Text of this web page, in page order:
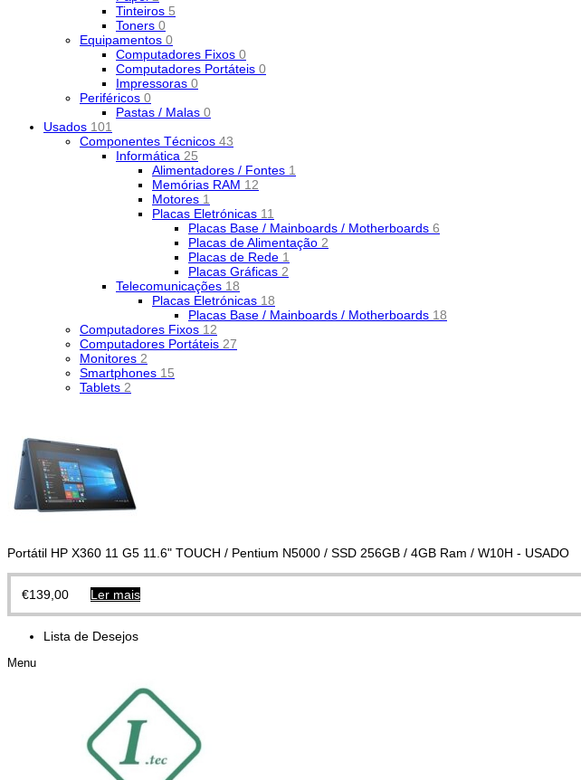
Tinteiros 5
Toners 0
Equipamentos 0
Computadores Fixos 0
Computadores Portáteis 0
Impressoras 0
Periféricos 0
Pastas / Malas 0
Usados 101
Componentes Técnicos 43
Informática 25
Alimentadores / Fontes 1
Memórias RAM 12
Motores 1
Placas Eletrónicas 11
Placas Base / Mainboards / Motherboards 6
Placas de Alimentação 2
Placas de Rede 1
Placas Gráficas 2
Telecomunicações 18
Placas Eletrónicas 18
Placas Base / Mainboards / Motherboards 18
Computadores Fixos 12
Computadores Portáteis 27
Monitores 2
Smartphones 15
Tablets 2
Portátil HP X360 11 G5 11.6" TOUCH / Pentium N5000 / SSD 256GB / 4GB Ram / W10H - USADO
€139,00 Ler mais
Lista de Desejos
Menu